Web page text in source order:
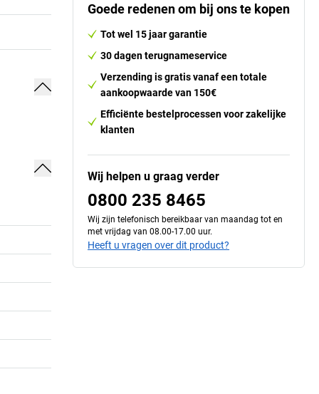
Goede redenen om bij ons te kopen
Tot wel 15 jaar garantie
30 dagen terugnameservice
Verzending is gratis vanaf een totale
aankoopwaarde van 150€
Efficiënte bestelprocessen voor zakelijke
klanten
Wij helpen u graag verder
0800 235 8465
Wij zijn telefonisch bereikbaar van maandag tot en
met vrijdag van 08.00-17.00 uur.
Heeft u vragen over dit product?